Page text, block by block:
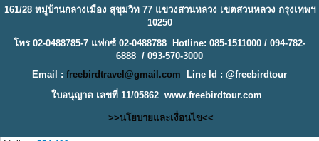
161/28 หมู่บ้านกลางเมือง สุขุมวิท 77 แขวงสวนหลวง เขตสวนหลวง กรุงเทพฯ
10250
โทร 02-0488785-7 แฟกซ์ 02-0488788 Hotline: 085-1511000 / 094-782-
6888 / 093-570-3000
Email : freebirdtravel@gmail.com
Line Id : @freebirdtour
ใบอนุญาต เลขที่ 11/05862 www.freebirdtour.com
>>นโยบายและเงื่อนไข<<